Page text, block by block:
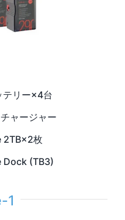
リー×4台
ャージャー
2TB×2枚
Dock (TB3)
1